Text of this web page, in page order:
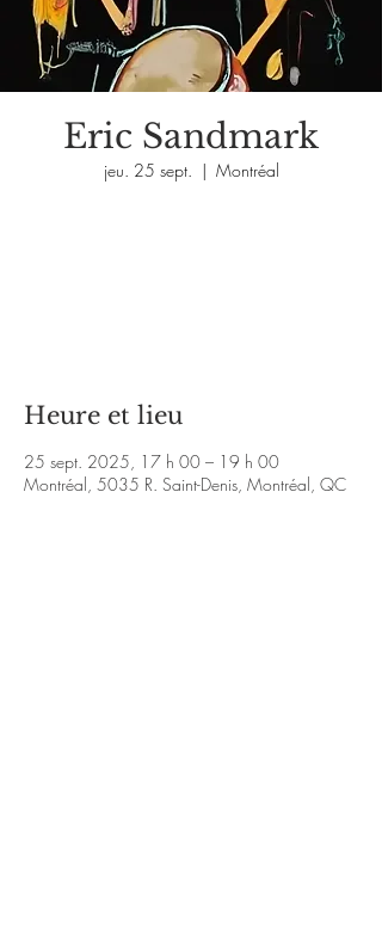
Eric Sandmark
jeu. 25 sept.
  |
Montréal
Heure et lieu
25 sept. 2025, 17 h 00 – 19 h 00
Montréal, 5035 R. Saint-Denis, Montréal, QC